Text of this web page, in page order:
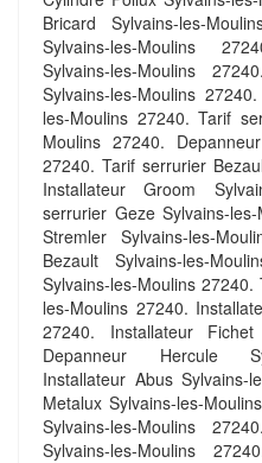
Bricard Sylvains-les-
Sylvains-les-Moulins
Sylvains-les-Moulins
Sylvains-les-Moulins
les-Moulins 27240. Tarif
Moulins 27240.
27240. Tarif serrurier
Installateur Groom
serrurier Geze Sylvains-
Stremler Sylvains-les-
Bezault Sylvains-les-
Sylvains-les-Moulins
les-Moulins 27240.
27240. Installateur Fichet
Depanneur Hercule
Installateur Abus Sylvains-
Metalux Sylvains-les-
Sylvains-les-Moulins
Sylvains-les-Moulins